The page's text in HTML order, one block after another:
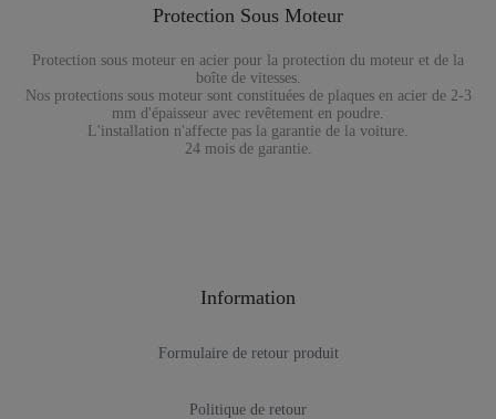
Protection Sous Moteur
Protection sous moteur en acier pour la protection du moteur et de la
boîte de vitesses.
Nos protections sous moteur sont constituées de plaques en acier de 2-3
mm d'épaisseur avec revêtement en poudre.
L'installation n'affecte pas la garantie de la voiture.
24 mois de garantie.
Information
Formulaire de retour produit
Politique de retour